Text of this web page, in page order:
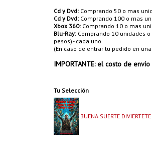
Cd y Dvd: Comprando 50 o mas
Cd y Dvd: Comprando 100 o mas
Xbox 360: Comprando 10 o mas
Blu-Ray: Comprando 10 unidades
pesos).- cada uno
(En caso de entrar tu pedido en
IMPORTANTE: el costo de
Tu Selección
BUENA SUERTE